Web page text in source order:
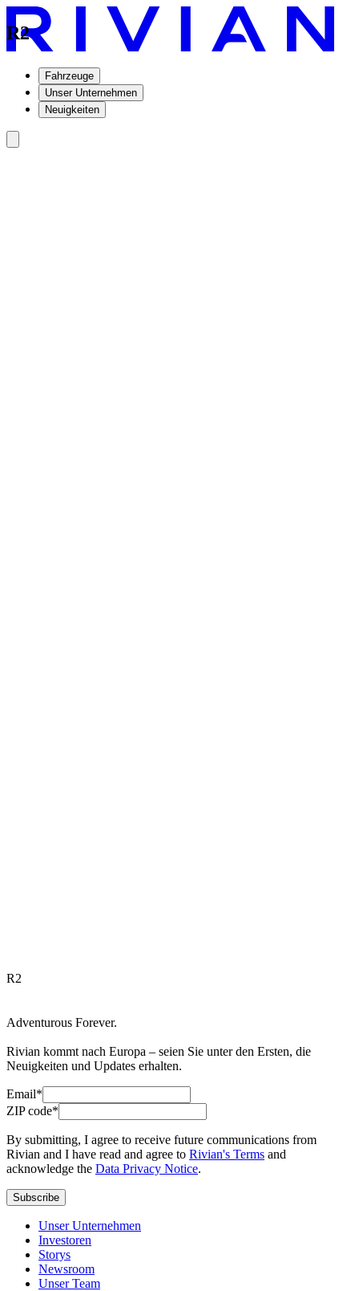
Fahrzeuge
Unser Unternehmen
Neuigkeiten
R2
R2
Adventurous Forever.
Rivian kommt nach Europa – seien Sie unter den Ersten, die
Neuigkeiten und Updates erhalten.
Email*
ZIP code*
By submitting, I agree to receive future communications from
Rivian and I have read and agree to Rivian's Terms and
acknowledge the Data Privacy Notice.
Subscribe
Unser Unternehmen
Investoren
Storys
Newsroom
Unser Team